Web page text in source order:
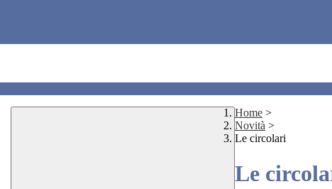
Home >
Novità >
Le circolari
Le